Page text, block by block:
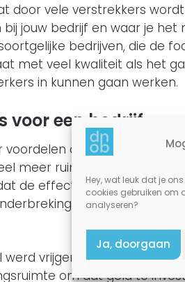
Hey, wat leuk dat je
cookies gebruiken om
analyseren?
Ja, doorgaan
door vele verstrekkers
jouw bedrijf en waar je
bedrijven, die de
met veel kwaliteit als het
in kunnen gaan werken.
voor een bedrijf
dan alleen
meer ruimte voor
de effectiviteit en
meerdere
vrijgemaakt om de
om dat geld te